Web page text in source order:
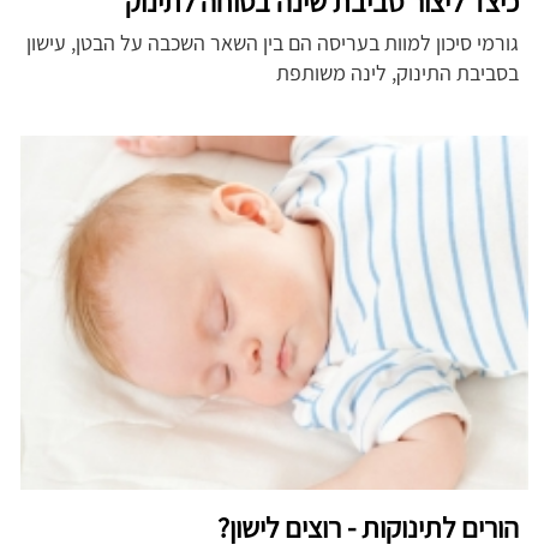
גורמי סיכון למוות בעריסה הם בין השאר השכבה על הבטן, עישון
בסביבת התינוק, לינה משותפת
הורים לתינוקות - רוצים לישון?